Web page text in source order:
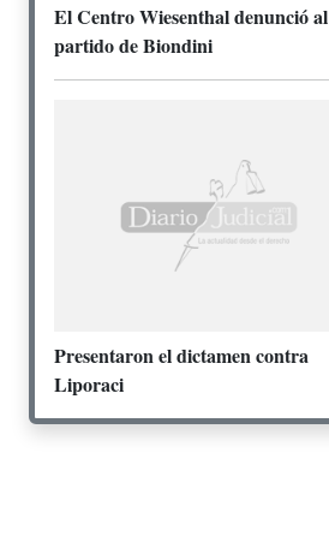
El Centro Wiesenthal denunció al
partido de Biondini
Presentaron el dictamen contra
Liporaci